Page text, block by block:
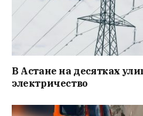
В Астане на десятках
электричество